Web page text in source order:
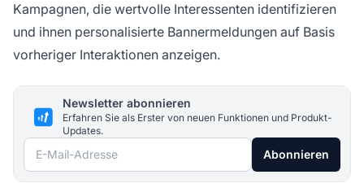
Kampagnen, die wertvolle Interessenten identifizieren
und ihnen personalisierte Bannermeldungen auf Basis
vorheriger Interaktionen anzeigen.
Newsletter abonnieren
Erfahren Sie als Erster von neuen Funktionen und Produkt-
Updates.
E-Mail-Adresse Abonnieren